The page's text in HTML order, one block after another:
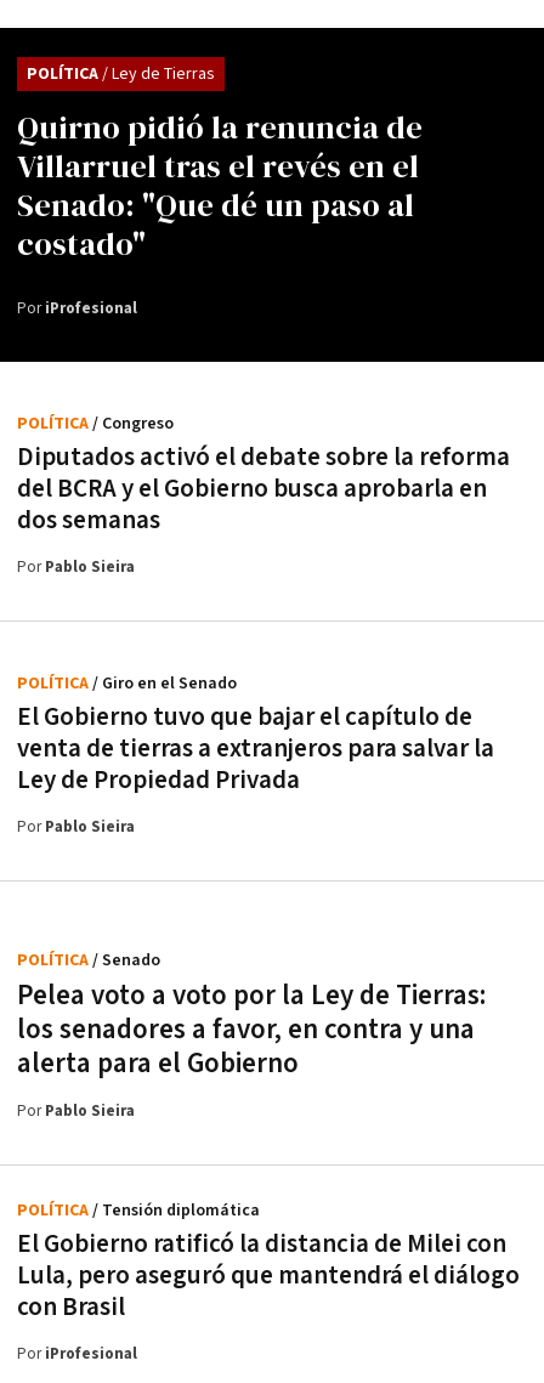
Quirno pidió la renuncia de
Villarruel tras el revés en el
Senado: "Que dé un paso al
costado"
POLÍTICA/ Ley de Tierras
PoriProfesional
Diputados activó el debate sobre la reforma
del BCRA y el Gobierno busca aprobarla en
dos semanas
POLÍTICA/ Congreso
PorPablo Sieira
El Gobierno tuvo que bajar el capítulo de
venta de tierras a extranjeros para salvar la
Ley de Propiedad Privada
POLÍTICA/ Giro en el Senado
PorPablo Sieira
Pelea voto a voto por la Ley de Tierras:
los senadores a favor, en contra y una
alerta para el Gobierno
POLÍTICA/ Senado
PorPablo Sieira
El Gobierno ratificó la distancia de Milei con
Lula, pero aseguró que mantendrá el diálogo
con Brasil
POLÍTICA/ Tensión diplomática
PoriProfesional